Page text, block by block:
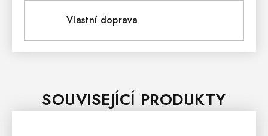
Vlastní doprava
SOUVISEJÍCÍ PRODUKTY